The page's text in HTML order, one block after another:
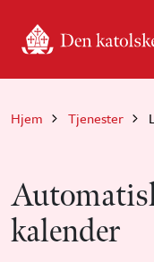
Hjem Tjenester
kalender